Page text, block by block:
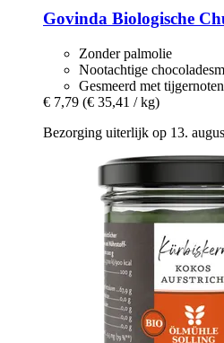
Govinda Biologische
Zonder palmolie
Nootachtige
Gesmeerd met tijgernoten
€ 7,79 (€ 35,41 / kg)
Bezorging uiterlijk op 13.